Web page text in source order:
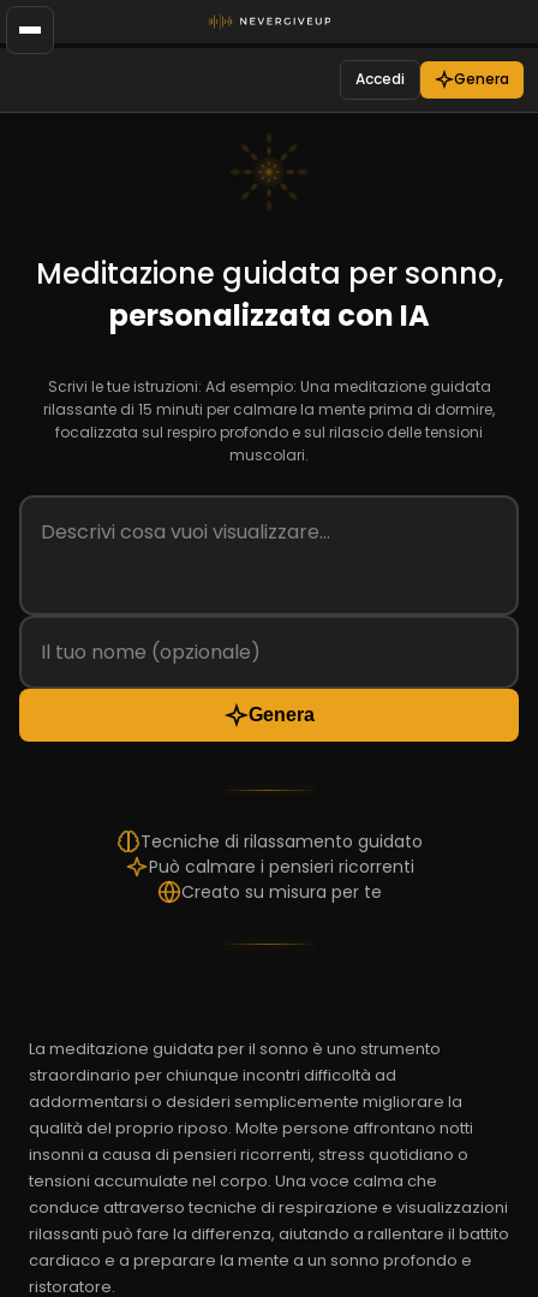
Accedi Genera
Meditazione guidata per sonno,
personalizzata con IA
Scrivi le tue istruzioni: Ad esempio: Una meditazione guidata
rilassante di 15 minuti per calmare la mente prima di dormire,
focalizzata sul respiro profondo e sul rilascio delle tensioni
muscolari.
Genera
Tecniche di rilassamento guidato
Può calmare i pensieri ricorrenti
Creato su misura per te
La meditazione guidata per il sonno è uno strumento
straordinario per chiunque incontri difficoltà ad
addormentarsi o desideri semplicemente migliorare la
qualità del proprio riposo. Molte persone affrontano notti
insonni a causa di pensieri ricorrenti, stress quotidiano o
tensioni accumulate nel corpo. Una voce calma che
conduce attraverso tecniche di respirazione e visualizzazioni
rilassanti può fare la differenza, aiutando a rallentare il battito
cardiaco e a preparare la mente a un sonno profondo e
ristoratore.